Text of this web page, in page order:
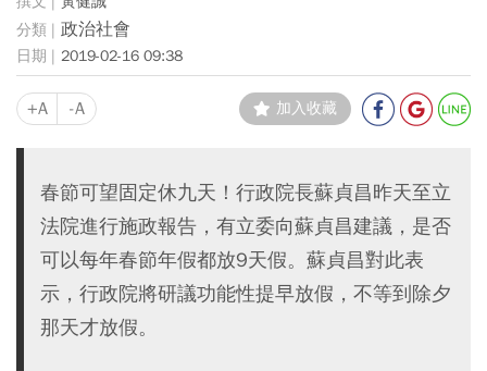
政治社會
2019-02-16 09:38
+A -A 加入收藏
春節可望固定休九天！行政院長蘇貞昌昨天至立
法院進行施政報告，有立委向蘇貞昌建議，是否
可以每年春節年假都放9天假。蘇貞昌對此表
示，行政院將研議功能性提早放假，不等到除夕
那天才放假。